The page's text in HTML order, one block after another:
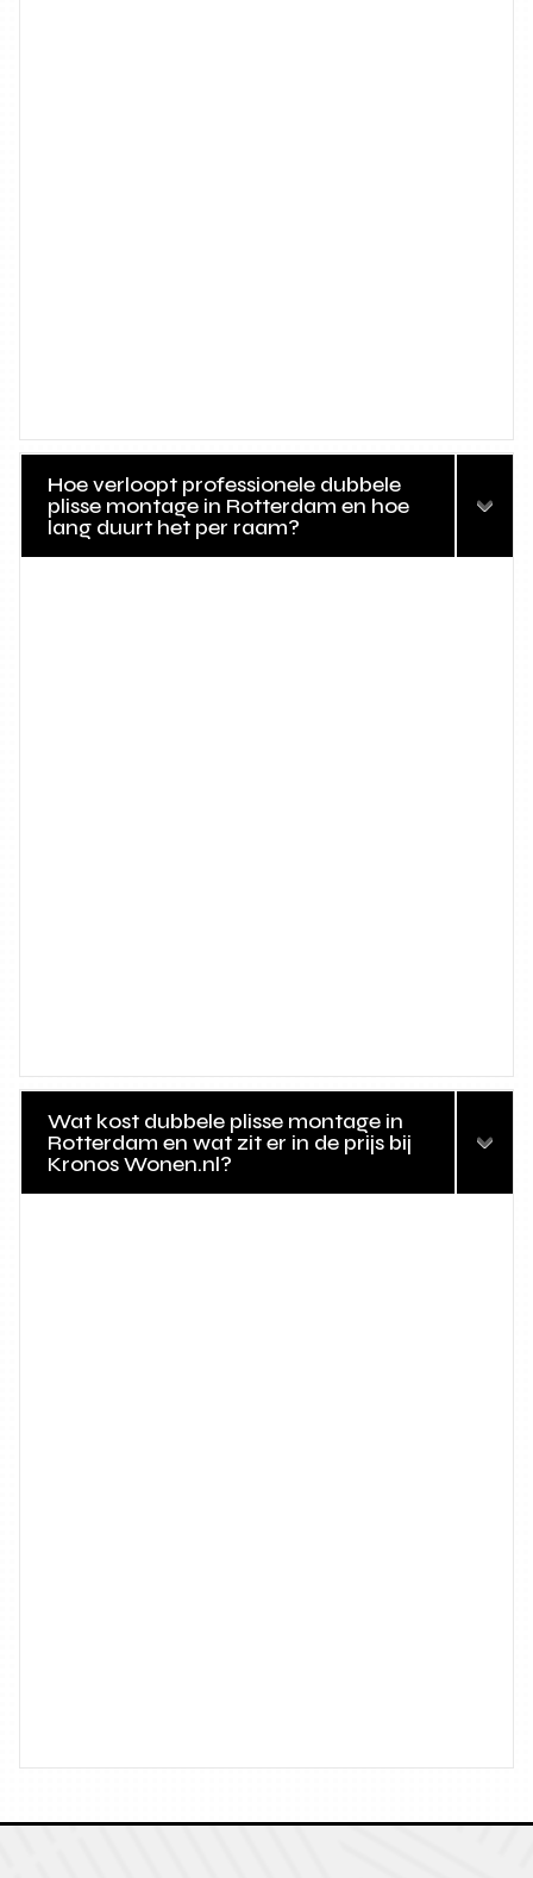
Hoe verloopt professionele dubbele
plisse montage in Rotterdam en hoe
lang duurt het per raam?
Wat kost dubbele plisse montage in
Rotterdam en wat zit er in de prijs bij
Kronos Wonen.nl?